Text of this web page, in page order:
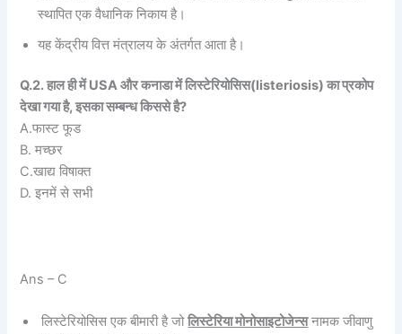
स्थापित एक वैधानिक निकाय है।
यह केंद्रीय वित्त मंत्रालय के अंतर्गत आता है।
Q.2. हाल ही में USA और कनाडा में लिस्टेरियोसिस(listeriosis) का प्रकोप
देखा गया है, इसका सम्बन्ध किससे है?
A.फास्ट फूड
B. मच्छर
C.खाद्य विषाक्त
D. इनमें से सभी
Ans – C
लिस्टेरियोसिस एक बीमारी है जोलिस्टेरिया मोनोसाइटोजेन्सनामक जीवाणु